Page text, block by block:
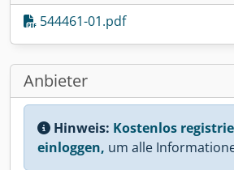
544461-01.pdf
Anbieter
Hinweis: Kostenlos
einloggen, um alle